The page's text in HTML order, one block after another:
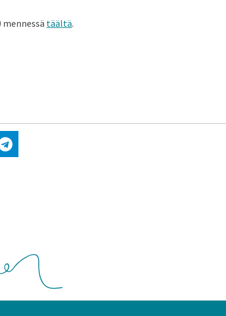
täältä.
Jaa Telegramissa